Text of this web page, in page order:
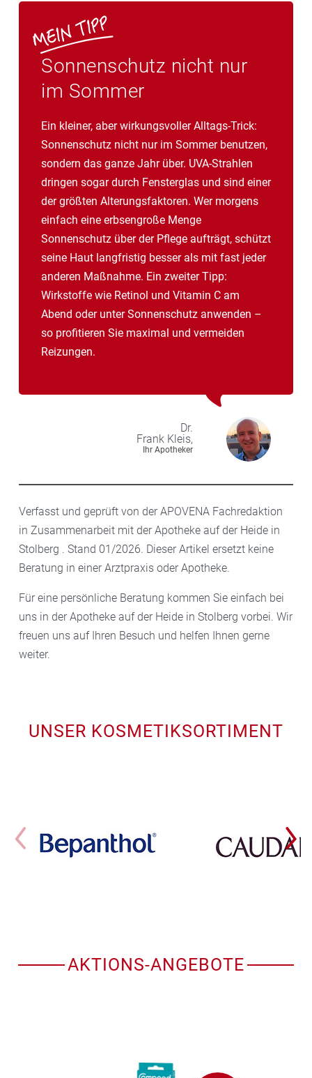
Sonnenschutz nicht nur
im Sommer
Ein kleiner, aber wirkungsvoller Alltags-Trick:
Sonnenschutz nicht nur im Sommer benutzen,
sondern das ganze Jahr über. UVA-Strahlen
dringen sogar durch Fensterglas und sind einer
der größten Alterungsfaktoren. Wer morgens
einfach eine erbsengroße Menge
Sonnenschutz über der Pflege aufträgt, schützt
seine Haut langfristig besser als mit fast jeder
anderen Maßnahme. Ein zweiter Tipp:
Wirkstoffe wie Retinol und Vitamin C am
Abend oder unter Sonnenschutz anwenden –
so profitieren Sie maximal und vermeiden
Reizungen.
Dr.
Frank Kleis,
Ihr Apotheker
Verfasst und geprüft von der APOVENA Fachredaktion
in Zusammenarbeit mit der Apotheke auf der Heide in
Stolberg . Stand 01/2026. Dieser Artikel ersetzt keine
Beratung in einer Arztpraxis oder Apotheke.
Für eine persönliche Beratung kommen Sie einfach bei
uns in der Apotheke auf der Heide in Stolberg vorbei. Wir
freuen uns auf Ihren Besuch und helfen Ihnen gerne
weiter.
UNSER KOSMETIKSORTIMENT
AKTIONS-ANGEBOTE